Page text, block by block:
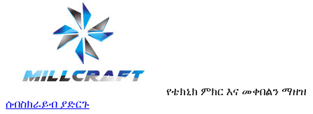
የቴክኒክ ምክር እና መቀበልን ማዘዝ
ሰብስክራይብ ያድርጉ